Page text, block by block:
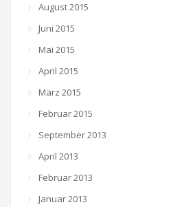
August 2015
Juni 2015
Mai 2015
April 2015
März 2015
Februar 2015
September 2013
April 2013
Februar 2013
Januar 2013